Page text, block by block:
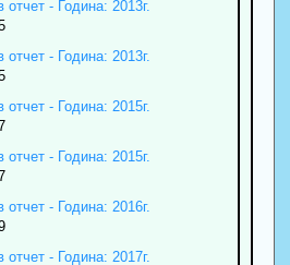
- Година: 2013г.
- Година: 2013г.
- Година: 2015г.
- Година: 2015г.
- Година: 2016г.
- Година: 2017г.